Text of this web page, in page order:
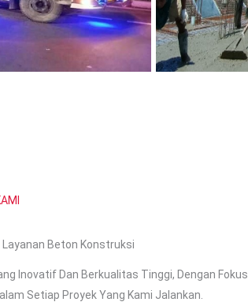
Beton Konstruksi
Inovatif Dan Berkualitas Tinggi, Dengan Fokus
Setiap Proyek Yang Kami Jalankan.